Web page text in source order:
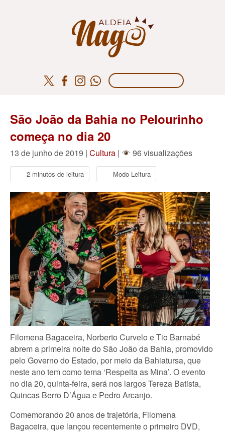
São João da Bahia no Pelourinho
começa no dia 20
13 de junho de 2019 | Cultura | 96 visualizações
2 minutos de leitura Modo Leitura
Filomena Bagaceira, Norberto Curvelo e Tio Barnabé
abrem a primeira noite do São João da Bahia, promovido
pelo Governo do Estado, por meio da Bahiatursa, que
neste ano tem como tema ‘Respeita as Mina’. O evento
no dia 20, quinta-feira, será nos largos Tereza Batista,
Quincas Berro D’Água e Pedro Arcanjo.
Comemorando 20 anos de trajetória, Filomena
Bagaceira, que lançou recentemente o primeiro DVD,